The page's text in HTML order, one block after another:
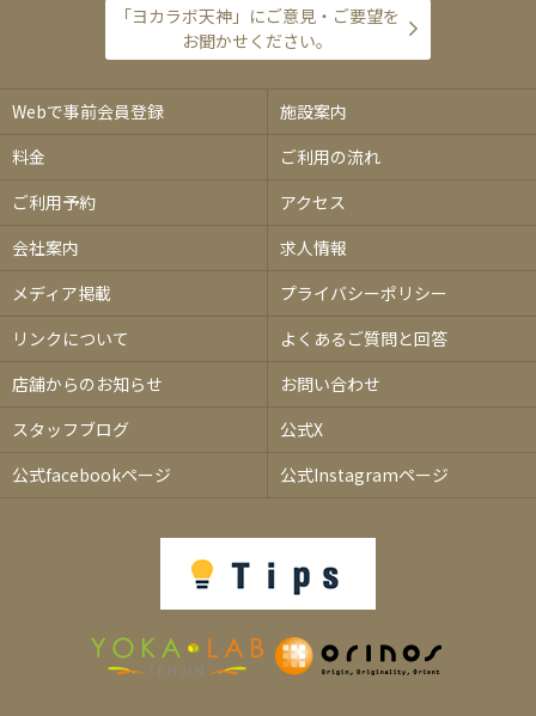
「ヨカラボ天神」にご意見・ご要望を
お聞かせください。
Webで事前会員登録
施設案内
料金
ご利用の流れ
ご利用予約
アクセス
会社案内
求人情報
メディア掲載
プライバシーポリシー
リンクについて
よくあるご質問と回答
店舗からのお知らせ
お問い合わせ
スタッフブログ
公式X
公式facebookページ
公式Instagramページ